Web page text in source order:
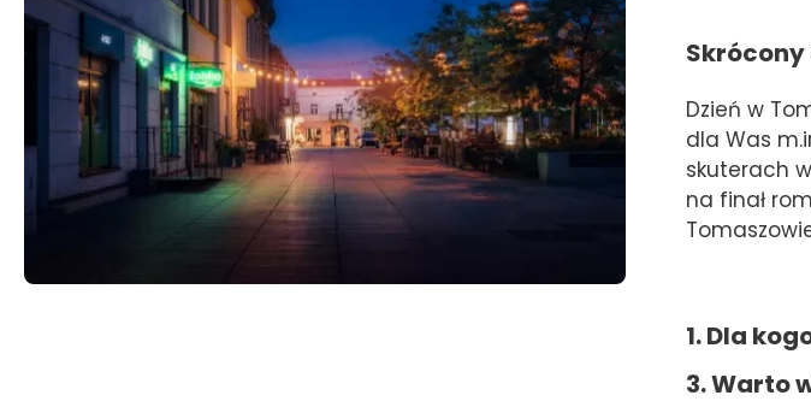
oficjalny
serwis
turystyczny
Tomaszowa
Dzień w
dla Was
skuterach
na finał
1. Dla
3. Warto